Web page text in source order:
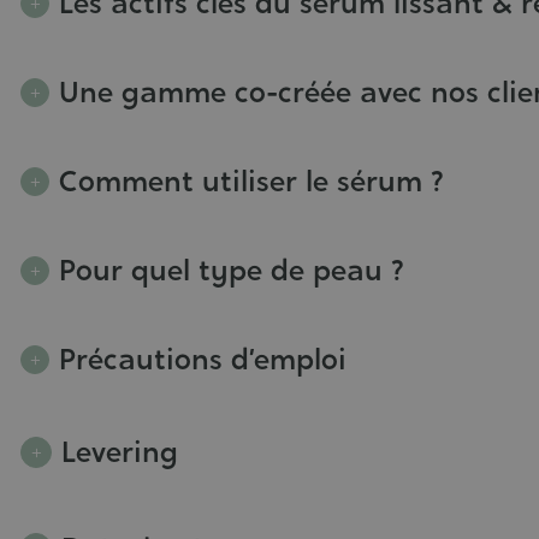
Une gamme co-créée avec nos
Comment utiliser le sérum ?
Pour quel type de peau ?
Précautions d’emploi
Levering